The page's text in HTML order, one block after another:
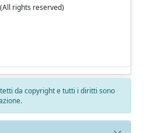
rights reserved)
da copyright e tutti i diritti sono